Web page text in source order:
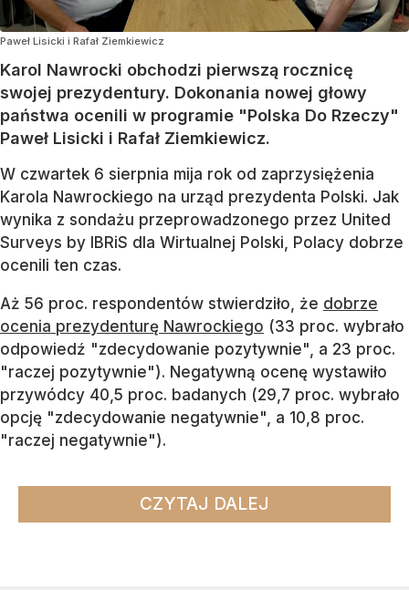
Paweł Lisicki i Rafał Ziemkiewicz
Karol Nawrocki obchodzi pierwszą rocznicę
swojej prezydentury. Dokonania nowej głowy
państwa ocenili w programie "Polska Do Rzeczy"
Paweł Lisicki i Rafał Ziemkiewicz.
W czwartek 6 sierpnia mija rok od zaprzysiężenia
Karola Nawrockiego na urząd prezydenta Polski. Jak
wynika z sondażu przeprowadzonego przez United
Surveys by IBRiS dla Wirtualnej Polski, Polacy dobrze
ocenili ten czas.
Aż 56 proc. respondentów stwierdziło, że dobrze
ocenia prezydenturę Nawrockiego (33 proc. wybrało
odpowiedź "zdecydowanie pozytywnie", a 23 proc.
"raczej pozytywnie"). Negatywną ocenę wystawiło
przywódcy 40,5 proc. badanych (29,7 proc. wybrało
opcję "zdecydowanie negatywnie", a 10,8 proc.
"raczej negatywnie").
CZYTAJ DALEJ